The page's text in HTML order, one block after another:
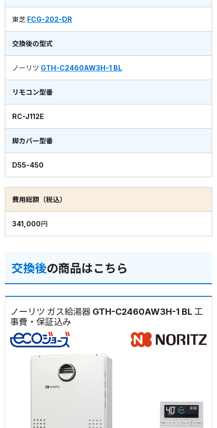
東芝 FCG-202-DR
交換後の型式
ノーリツ GTH-C2460AW3H-1 BL
リモコン型番
RC-J112E
脚カバー型番
D55-450
費用総額（税込）
341,000円
交換後の商品はこちら
ノーリツ ガス給湯器 GTH-C2460AW3H-1 BL 工
事費・保証込み